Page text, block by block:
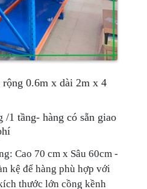
0.6m x dài 2m x 4
1 tầng- hàng có sẵn giao
Cao 70 cm x Sâu 60cm -
kệ để hàng phù hợp với
thước lớn cồng kềnh